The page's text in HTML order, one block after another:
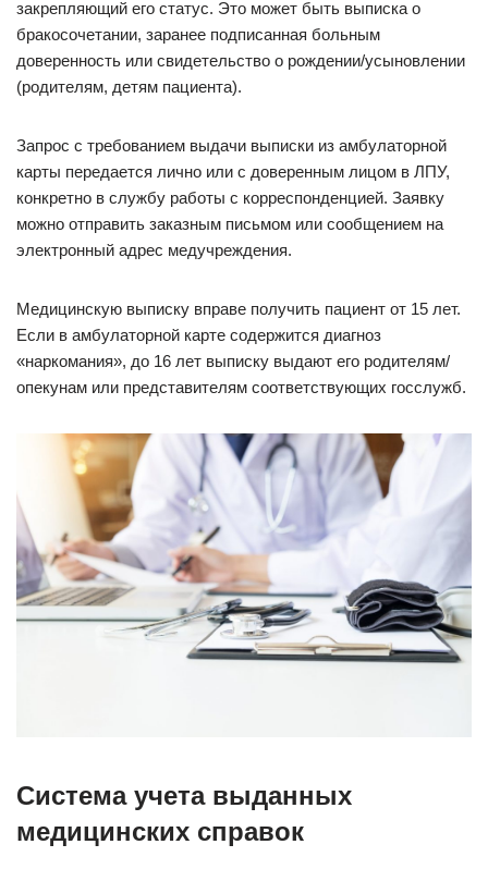
закрепляющий его статус. Это может быть выписка о
бракосочетании, заранее подписанная больным
доверенность или свидетельство о рождении/усыновлении
(родителям, детям пациента).
Запрос с требованием выдачи выписки из амбулаторной
карты передается лично или с доверенным лицом в ЛПУ,
конкретно в службу работы с корреспонденцией. Заявку
можно отправить заказным письмом или сообщением на
электронный адрес медучреждения.
Медицинскую выписку вправе получить пациент от 15 лет.
Если в амбулаторной карте содержится диагноз
«наркомания», до 16 лет выписку выдают его родителям/
опекунам или представителям соответствующих госслужб.
Система учета выданных
медицинских справок